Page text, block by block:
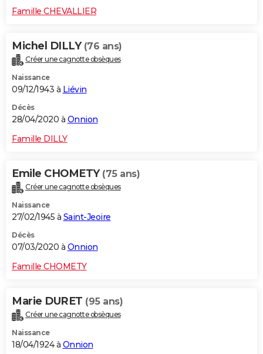
Famille CHEVALLIER
Michel DILLY (76 ans)
Créer une cagnotte obsèques
Naissance
09/12/1943 à Liévin
Décès
28/04/2020 à Onnion
Famille DILLY
Emile CHOMETY (75 ans)
Créer une cagnotte obsèques
Naissance
27/02/1945 à Saint-Jeoire
Décès
07/03/2020 à Onnion
Famille CHOMETY
Marie DURET (95 ans)
Créer une cagnotte obsèques
Naissance
18/04/1924 à Onnion